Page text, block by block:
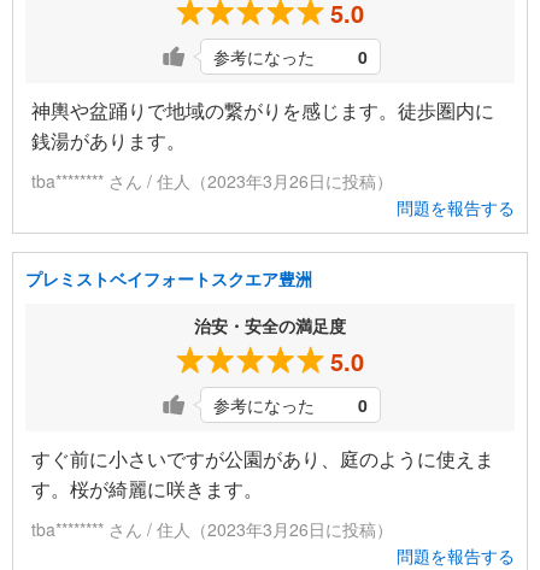
5.0
参考になった 0
神輿や盆踊りで地域の繋がりを感じます。徒歩圏内に
銭湯があります。
tba******** さん / 住人（2023年3月26日に投稿）
問題を報告する
プレミストベイフォートスクエア豊洲
治安・安全の満足度
5.0
参考になった 0
すぐ前に小さいですが公園があり、庭のように使えま
す。桜が綺麗に咲きます。
tba******** さん / 住人（2023年3月26日に投稿）
問題を報告する